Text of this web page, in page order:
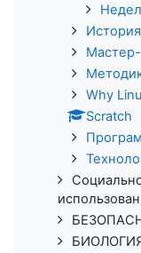
Why
Scratch